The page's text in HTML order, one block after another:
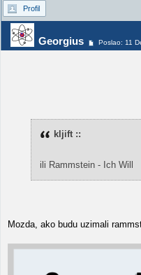
Profil
Georgius Poslao: 11
kljift ::
ili Rammstein - Ich Will
Mozda, ako budu uzimali